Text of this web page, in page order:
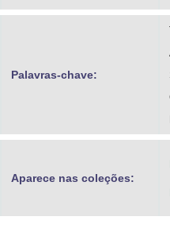
Palavras-chave:
Aparece nas coleções: